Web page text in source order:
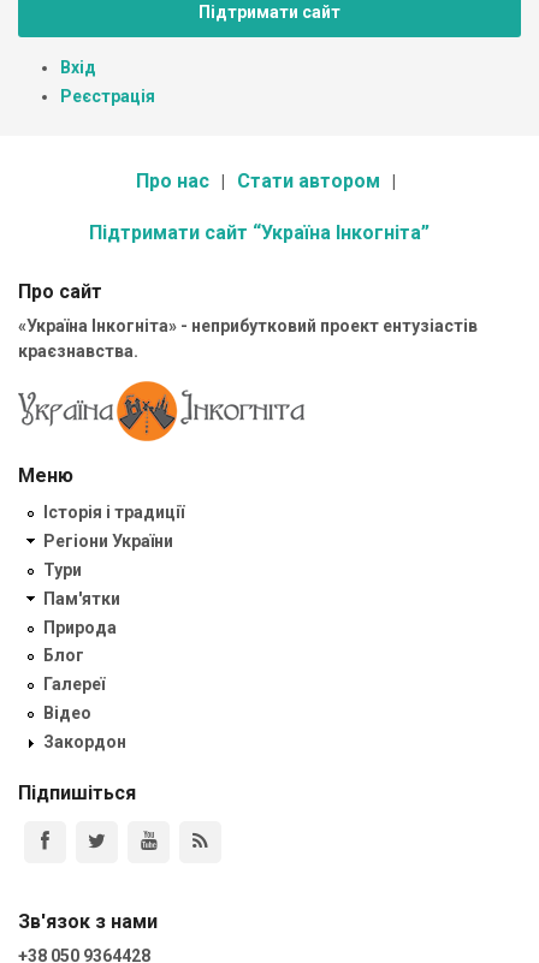
Підтримати сайт
Вхід
Реєстрація
Про нас Стати автором
Підтримати сайт “Україна Інкогніта”
Про сайт
«Україна Інкогніта» - неприбутковий проект ентузіастів
краєзнавства.
Меню
Історія і традиції
Регіони України
Тури
Пам'ятки
Природа
Блог
Галереї
Відео
Закордон
Підпишіться
Зв'язок з нами
+38 050 9364428